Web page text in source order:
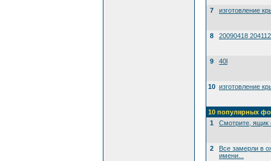
7 изготовление
8 20090418
9 40l
10 изготовление
10 популярных
1
Смотрите, ящик
2
Все замерли в
имени...